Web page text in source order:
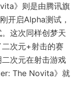
》则是由腾讯旗
开启Alpha测试，
这次同样创梦天
次元+射击的赛
次元在射击游戏
The Novita》就